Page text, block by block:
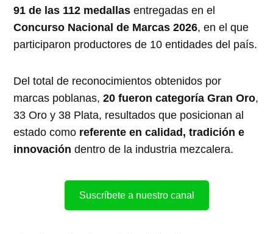
91 de las 112 medallas entregadas en el
Concurso Nacional de Marcas 2026, en el que
participaron productores de 10 entidades del país.
Del total de reconocimientos obtenidos por
marcas poblanas,20 fueron categoría Gran Oro,
33 Oro y 38 Plata, resultados que posicionan al
estado como referente en calidad, tradición e
innovación dentro de la industria mezcalera.
Suscríbete a nuestro canal